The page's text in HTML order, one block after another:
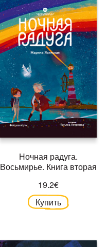
Ночная радуга.
Восьмирье. Книга вторая
19.2€
Купить